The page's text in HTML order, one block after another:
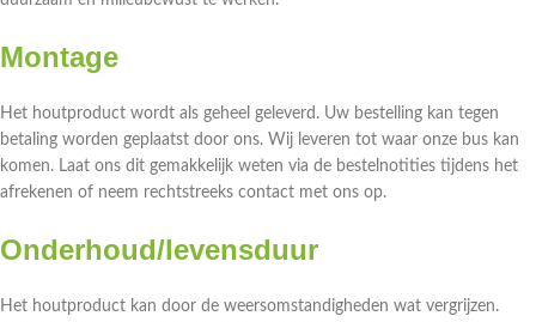
Montage
Het houtproduct wordt als geheel geleverd. Uw bestelling kan tegen
betaling worden geplaatst door ons. Wij leveren tot waar onze bus kan
komen. Laat ons dit gemakkelijk weten via de bestelnotities tijdens het
afrekenen of neem rechtstreeks contact met ons op.
Onderhoud/levensduur
Het houtproduct kan door de weersomstandigheden wat vergrijzen.